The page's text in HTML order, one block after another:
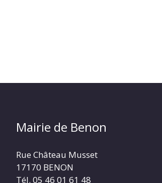
Mairie de Benon
Rue Château Musset
17170 BENON
Tél. 05 46 01 61 48